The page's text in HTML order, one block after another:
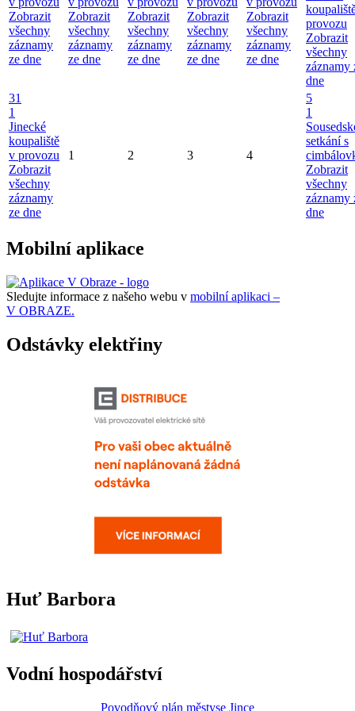
Zobrazit
všechny
záznamy
ze dne
Zobrazit
všechny
záznamy
ze dne
Zobrazit
všechny
záznamy
ze dne
Zobrazit
všechny
záznamy
ze dne
Zobrazit
všechny
záznamy
ze dne
provozu
Zobrazit
všechny
záznamy
dne
31
1
Jinecké
koupaliště
v provozu
Zobrazit
všechny
záznamy
ze dne
1 2 3 4
5
1
setkání s
Zobrazit
všechny
záznamy
dne
Mobilní aplikace
Sledujte informace z našeho webu v mobilní aplikaci –
V OBRAZE.
Odstávky elektřiny
Huť Barbora
Vodní hospodářství
Povodňový plán městyse Jince